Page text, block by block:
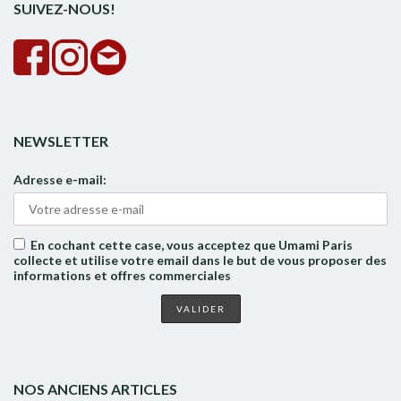
SUIVEZ-NOUS!
NEWSLETTER
Adresse e-mail:
En cochant cette case, vous acceptez que Umami Paris
collecte et utilise votre email dans le but de vous proposer des
informations et offres commerciales
NOS ANCIENS ARTICLES